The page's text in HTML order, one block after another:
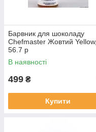
Барвник для шоколаду
Chefmaster Жовтий Yellow,
56.7 р
В наявності
499 ₴
Купити